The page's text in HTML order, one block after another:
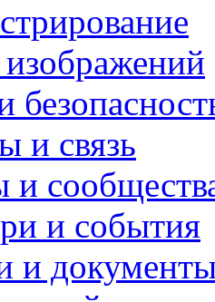
и связь
и
и события
и